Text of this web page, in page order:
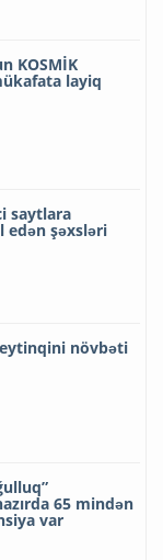
KOSMİK
layiq
saytlara
edən şəxsləri
növbəti
65 mindən
var